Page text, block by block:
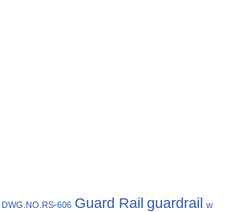
DWG.NO.RS-606 Guard Rail guardrail w